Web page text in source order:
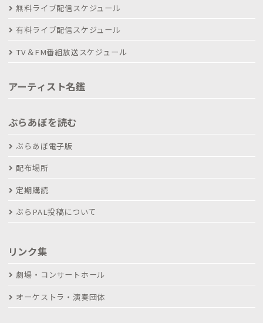
無料ライブ配信スケジュール
有料ライブ配信スケジュール
TV＆FM番組放送スケジュール
アーティスト名鑑
ぶらあぼを読む
ぶらあぼ電子版
配布場所
定期購読
ぶらPAL投稿について
リンク集
劇場・コンサートホール
オーケストラ・演奏団体